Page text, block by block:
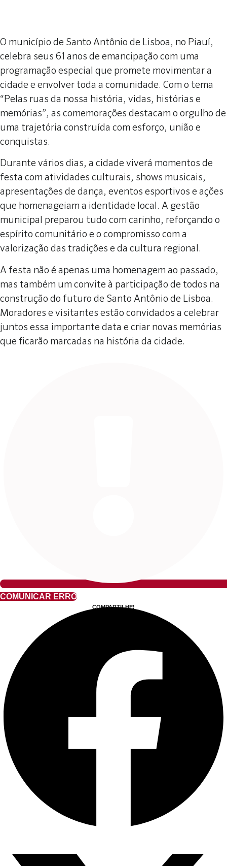
O município de Santo Antônio de Lisboa, no Piauí,
celebra seus 61 anos de emancipação com uma
programação especial que promete movimentar a
cidade e envolver toda a comunidade. Com o tema
“Pelas ruas da nossa história, vidas, histórias e
memórias”, as comemorações destacam o orgulho de
uma trajetória construída com esforço, união e
conquistas.
Durante vários dias, a cidade viverá momentos de
festa com atividades culturais, shows musicais,
apresentações de dança, eventos esportivos e ações
que homenageiam a identidade local. A gestão
municipal preparou tudo com carinho, reforçando o
espírito comunitário e o compromisso com a
valorização das tradições e da cultura regional.
A festa não é apenas uma homenagem ao passado,
mas também um convite à participação de todos na
construção do futuro de Santo Antônio de Lisboa.
Moradores e visitantes estão convidados a celebrar
juntos essa importante data e criar novas memórias
que ficarão marcadas na história da cidade.
COMUNICAR ERRO
COMPARTILHE!